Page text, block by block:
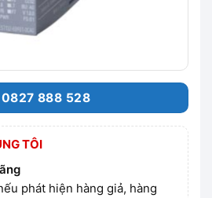
0827 888 528
TÔI
phát hiện hàng giả, hàng